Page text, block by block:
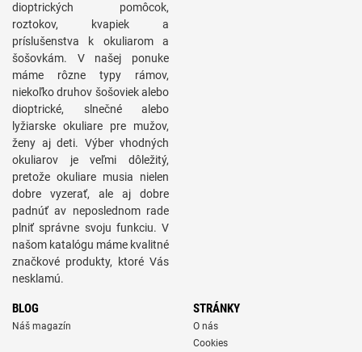
dioptrických pomôcok,
roztokov, kvapiek a
príslušenstva k okuliarom a
šošovkám. V našej ponuke
máme rôzne typy rámov,
niekoľko druhov šošoviek alebo
dioptrické, slnečné alebo
lyžiarske okuliare pre mužov,
ženy aj deti. Výber vhodných
okuliarov je veľmi dôležitý,
pretože okuliare musia nielen
dobre vyzerať, ale aj dobre
padnúť av neposlednom rade
plniť správne svoju funkciu. V
našom katalógu máme kvalitné
značkové produkty, ktoré Vás
nesklamú.
BLOG
Náš magazín
STRÁNKY
O nás
Cookies